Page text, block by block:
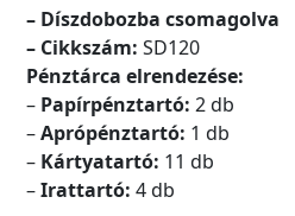
– Díszdobozba csomagolva
– Cikkszám: SD120
Pénztárca elrendezése:
– Papírpénztartó: 2 db
–Aprópénztartó: 1 db
– Kártyatartó: 11 db
–Irattartó: 4 db